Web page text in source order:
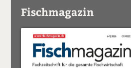
Fischmagazin